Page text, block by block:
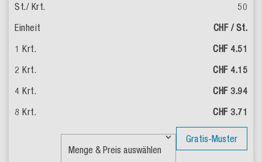
50
CHF / St.
CHF 4.51
CHF 4.15
CHF 3.94
CHF 3.71
Gratis-Muster